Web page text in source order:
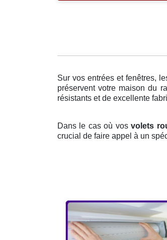
Sur vos entrées et fenêtres,
préservent votre maison du
résistants et de excellente
Dans le cas où vosvolets
crucial de faire appel à un